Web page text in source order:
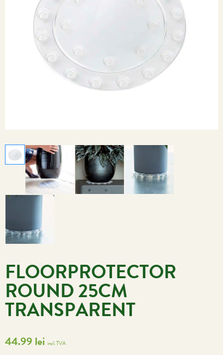
FLOORPROTECTOR
ROUND 25CM
TRANSPARENT
44.99 lei incl. TVA